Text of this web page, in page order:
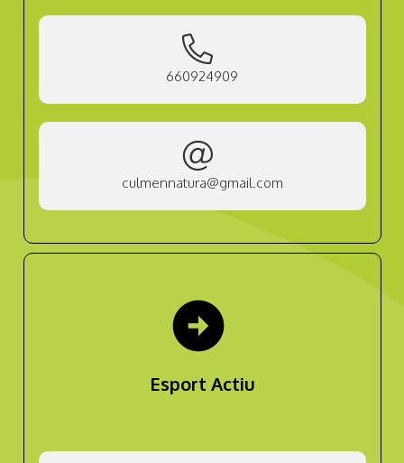
660924909
culmennatura@gmail.com
arrow_circle_right
Esport Actiu